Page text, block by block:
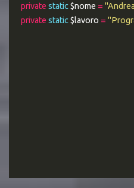
private static$nome =
private static$lavoro =